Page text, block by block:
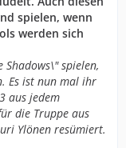
spielen, wenn
werden sich
Shadows\" spielen,
Es ist nun mal ihr
aus jedem
die Truppe aus
Ylönen resümiert.